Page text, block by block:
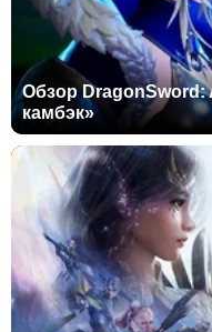
Обзор
камбэк»